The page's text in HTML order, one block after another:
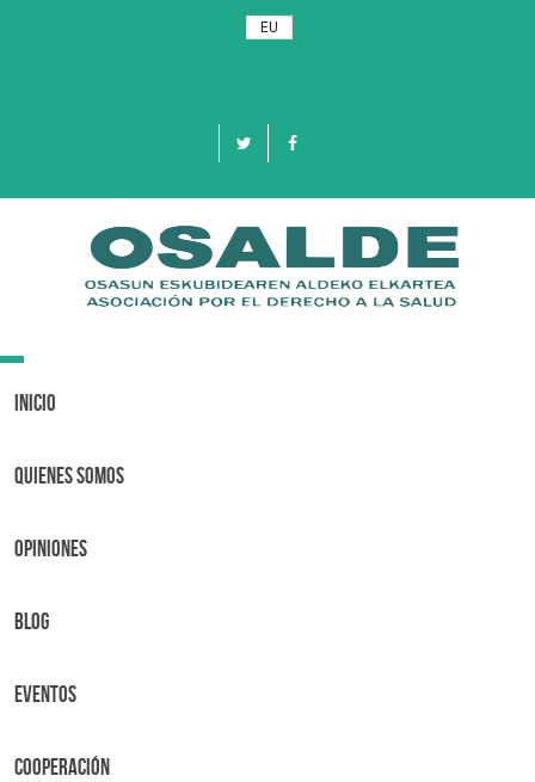
EU
Toggle
Inicio
Quienes Somos
OPINIONES
BLOG
Eventos
Cooperación